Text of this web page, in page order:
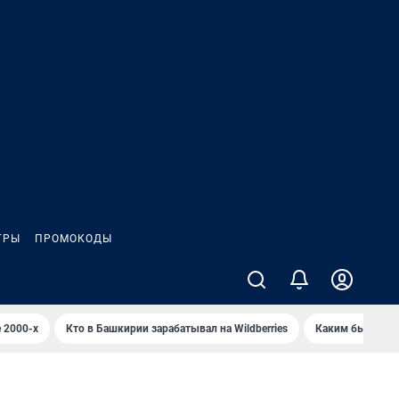
ПРОМОКОДЫ
2000-х Кто в Башкирии зарабатывал на Wildberries Каким было